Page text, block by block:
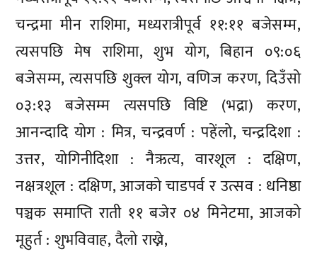
चन्द्रमा मीन राशिमा, मध्यरात्रीपूर्व ११:११ बजेसम्म,
त्यसपछि मेष राशिमा, शुभ योग, बिहान ०९:०६
बजेसम्म, त्यसपछि शुक्ल योग, वणिज करण, दिउँसो
०३:१३ बजेसम्म त्यसपछि विष्टि (भद्रा) करण,
आनन्दादि योग : मित्र, चन्द्रवर्ण : पहेंलो, चन्द्रदिशा :
उत्तर, योगिनीदिशा : नैऋत्य, वारशूल : दक्षिण,
नक्षत्रशूल : दक्षिण, आजको चाडपर्व र उत्सव : धनिष्ठा
पञ्चक समाप्ति राती ११ बजेर ०४ मिनेटमा, आजको
मूहुर्त : शुभविवाह, दैलो राख्ने,